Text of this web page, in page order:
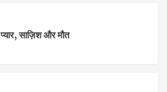
प्यार, साज़िश और मौत